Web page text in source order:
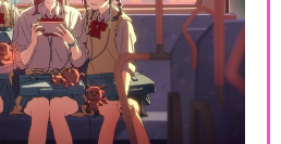
閉じる